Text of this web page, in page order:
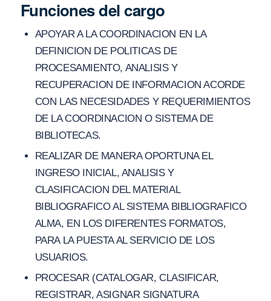
Funciones del cargo
APOYAR A LA COORDINACION EN LA
DEFINICION DE POLITICAS DE
PROCESAMIENTO, ANALISIS Y
RECUPERACION DE INFORMACION ACORDE
CON LAS NECESIDADES Y REQUERIMIENTOS
DE LA COORDINACION O SISTEMA DE
BIBLIOTECAS.
REALIZAR DE MANERA OPORTUNA EL
INGRESO INICIAL, ANALISIS Y
CLASIFICACION DEL MATERIAL
BIBLIOGRAFICO AL SISTEMA BIBLIOGRAFICO
ALMA, EN LOS DIFERENTES FORMATOS,
PARA LA PUESTA AL SERVICIO DE LOS
USUARIOS.
PROCESAR (CATALOGAR, CLASIFICAR,
REGISTRAR, ASIGNAR SIGNATURA